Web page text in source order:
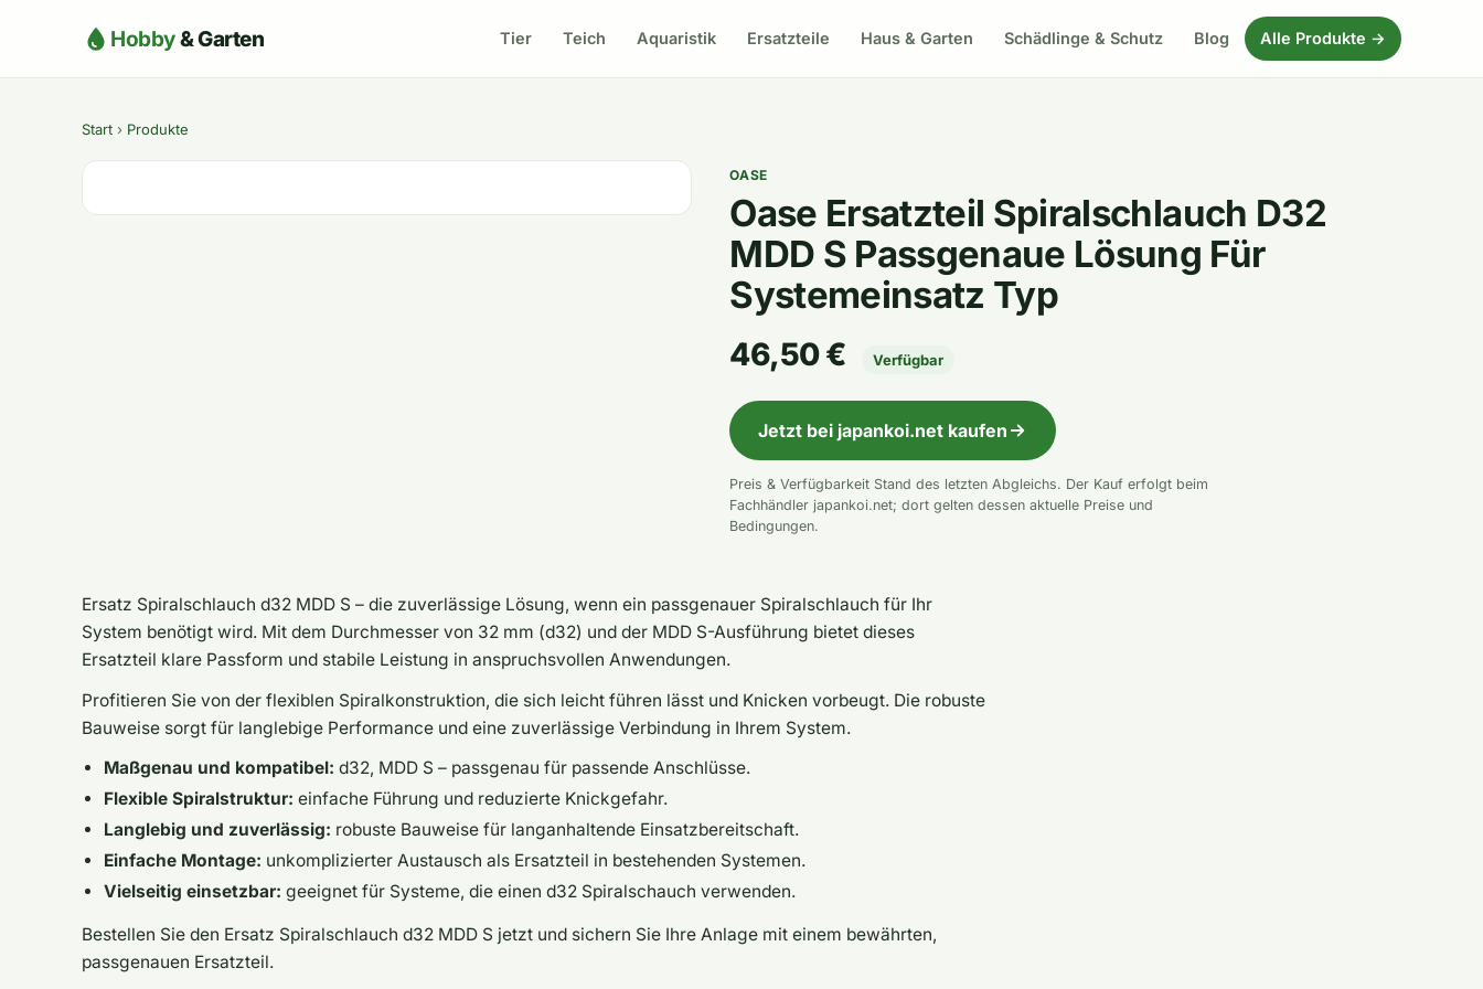
Hobby& Garten Tier Teich Aquaristik Ersatzteile Haus & Garten Schädlinge & Schutz Blog Alle Produkte →
Start › Produkte
OASE
Oase Ersatzteil Spiralschlauch D32
MDD S Passgenaue Lösung Für
Systemeinsatz Typ
46,50 € Verfügbar
Jetzt bei japankoi.net kaufen
Preis & Verfügbarkeit Stand des letzten Abgleichs. Der Kauf erfolgt beim
Fachhändler japankoi.net; dort gelten dessen aktuelle Preise und
Bedingungen.
Ersatz Spiralschlauch d32 MDD S – die zuverlässige Lösung, wenn ein passgenauer Spiralschlauch für Ihr
System benötigt wird. Mit dem Durchmesser von 32 mm (d32) und der MDD S-Ausführung bietet dieses
Ersatzteil klare Passform und stabile Leistung in anspruchsvollen Anwendungen.
Profitieren Sie von der flexiblen Spiralkonstruktion, die sich leicht führen lässt und Knicken vorbeugt. Die robuste
Bauweise sorgt für langlebige Performance und eine zuverlässige Verbindung in Ihrem System.
Maßgenau und kompatibel: d32, MDD S – passgenau für passende Anschlüsse.
Flexible Spiralstruktur: einfache Führung und reduzierte Knickgefahr.
Langlebig und zuverlässig: robuste Bauweise für langanhaltende Einsatzbereitschaft.
Einfache Montage: unkomplizierter Austausch als Ersatzteil in bestehenden Systemen.
Vielseitig einsetzbar: geeignet für Systeme, die einen d32 Spiralschauch verwenden.
Bestellen Sie den Ersatz Spiralschlauch d32 MDD S jetzt und sichern Sie Ihre Anlage mit einem bewährten,
passgenauen Ersatzteil.